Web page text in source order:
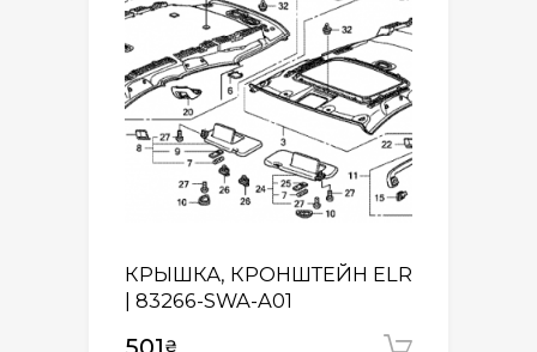
КРЫШКА, КРОНШТЕЙН ELR
| 83266-SWA-A01
₴